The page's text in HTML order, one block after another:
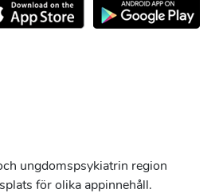
ungdomspsykiatrin region
för olika appinnehåll.